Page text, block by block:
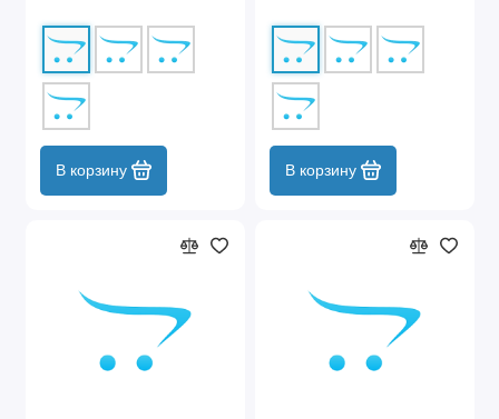
В корзину В корзину